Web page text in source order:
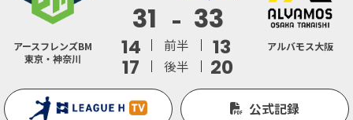
アースフレンズBM
東京・神奈川
31 33
14 前半
13
17
後半 20
アルバモス大阪
公式記録